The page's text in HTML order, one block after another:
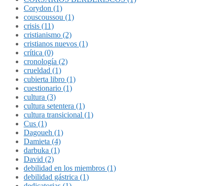
Corydon (1)
couscoussou (1)
crisis (11)
cristianismo (2)
cristianos nuevos (1)
crítica (0)
cronología (2)
crueldad (1)
cubierta libro (1)
cuestionario (1)
cultura (3)
cultura setentera (1)
cultura transicional (1)
Cus (1)
Dagoueh (1)
Damieta (4)
darbuka (1)
David (2)
debilidad en los miembros (1)
debilidad gástrica (1)